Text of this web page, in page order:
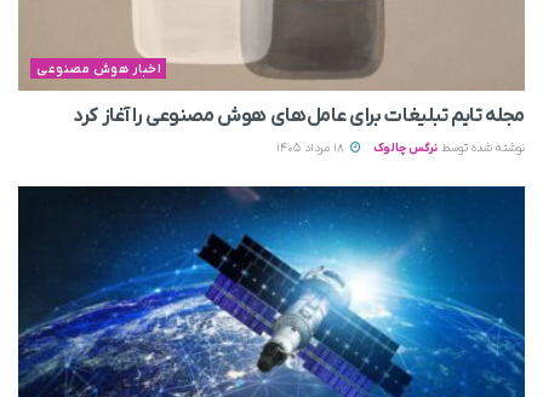
اخبار هوش مصنوعی
مجله تایم تبلیغات برای عامل‌های هوش مصنوعی را آغاز کرد
نوشته شده توسط نرگس چالوک